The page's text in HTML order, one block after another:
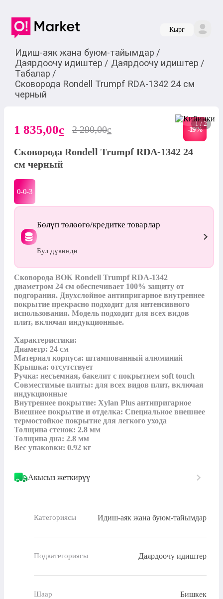
Кырг
Идиш-аяк жана буюм-тайымдар /
Даярдоочу идиштер / Даярдоочу идиштер /
Табалар /
Сковорода Rondell Trumpf RDA-1342 24 см
черный
1 / 2
1 835,00c 2 290,00c -19%
Сковорода Rondell Trumpf RDA-1342 24
см черный
0-0-3
Бөлүп төлөөгө/кредитке товарлар
Бул дүкөндө
Сковорода ВОК Rondell Trumpf RDA-1342
диаметром 24 см обеспечивает 100% защиту от
подгорания. Двухслойное антипригарное внутреннее
покрытие прекрасно подходит для интенсивного
использования. Модель подходит для всех видов
плит, включая индукционные.
Характеристики:
Диаметр: 24 см
Материал корпуса: штампованный алюминий
Крышка: отсутствует
Ручка: несъемная, бакелит с покрытием soft touch
Совместимые плиты: для всех видов плит, включая
индукционные
Внутреннее покрытие: Xylan Plus антипригарное
Внешнее покрытие и отделка: Специальное внешнее
термостойкое покрытие для легкого ухода
Толщина стенок: 2.8 мм
Толщина дна: 2.8 мм
Вес упаковки: 0.92 кг
Акысыз жеткирүү
Категориясы Идиш-аяк жана буюм-тайымдар
Подкатегориясы Даярдоочу идиштер
Шаар Бишкек